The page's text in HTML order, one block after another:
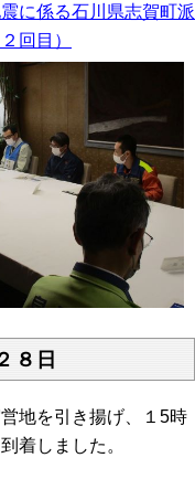
に係る石川県志賀町派
回目）
８日
地を引き揚げ、１5時
着しました。